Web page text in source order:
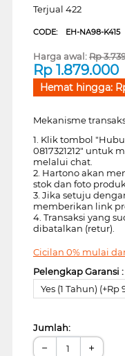
Terjual 422
CODE: EH-NA98-K415
Harga awal:Rp
Rp 1.879.000
Hemat hingga:
Mekanisme
1. Klik tombol
0817321212" untuk
melalui chat.
2. Hartono akan
stok dan foto
3. Jika setuju
memberikan link
4. Transaksi yang
dibatalkan (retur).
Cicilan 0% mulai
Pelengkap Garansi :
Yes (1 Tahun) (+Rp
Jumlah:
− +